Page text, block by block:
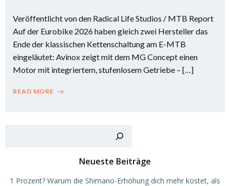
Veröffentlicht von den Radical Life Studios / MTB Report
Auf der Eurobike 2026 haben gleich zwei Hersteller das
Ende der klassischen Kettenschaltung am E-MTB
eingeläutet: Avinox zeigt mit dem MG Concept einen
Motor mit integriertem, stufenlosem Getriebe – […]
READ MORE
Neueste Beiträge
1 Prozent? Warum die Shimano-Erhöhung dich mehr kostet, als